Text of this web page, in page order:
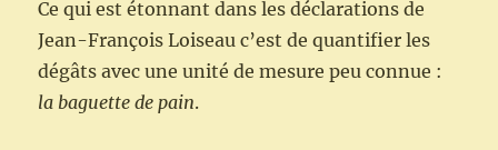
Ce qui est étonnant dans les déclarations de
Jean-François Loiseau c’est de quantifier les
dégâts avec une unité de mesure peu connue :
la baguette de pain.